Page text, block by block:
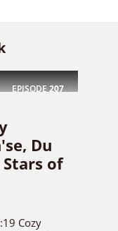
EPISODE207
Du
Stars of
Cozy